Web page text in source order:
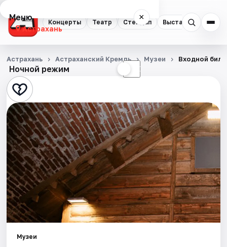
Концерты Театр Стендап Выставки
Меню ×
Астрахань
Концерты
Театр
Стендап
Выставки
Квесты
Экскурсии
Спорт
События
Ночной режим ☾
Астрахань Астраханский Кремль Музеи Входной
Музеи